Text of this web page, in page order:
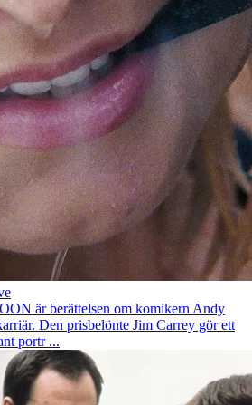
är berättelsen om komikern Andy
Den prisbelönte Jim Carrey gör ett
portr ...